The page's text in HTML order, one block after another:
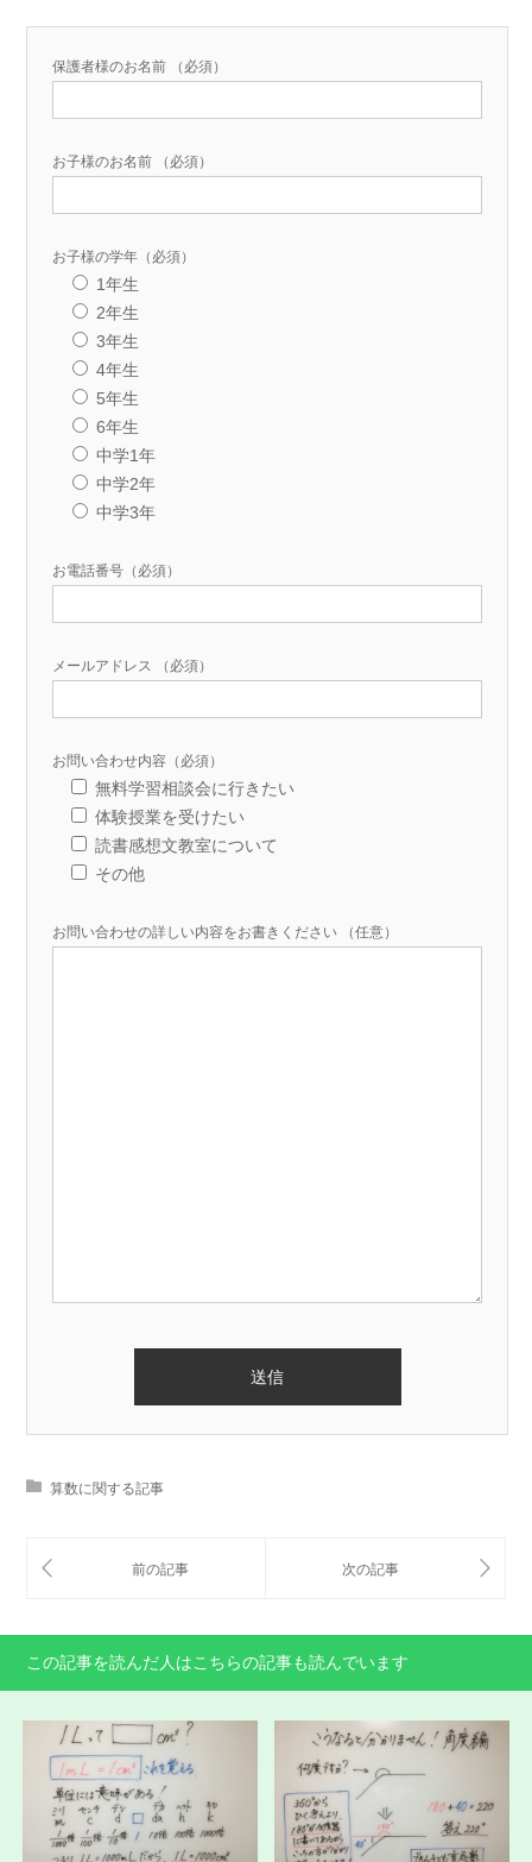
保護者様のお名前 （必須）
お子様のお名前 （必須）
お子様の学年（必須）
1年生
2年生
3年生
4年生
5年生
6年生
中学1年
中学2年
中学3年
お電話番号（必須）
メールアドレス （必須）
お問い合わせ内容（必須）
無料学習相談会に行きたい
体験授業を受けたい
読書感想文教室について
その他
お問い合わせの詳しい内容をお書きください （任意）
算数に関する記事
この記事を読んだ人はこちらの記事も読んでいます